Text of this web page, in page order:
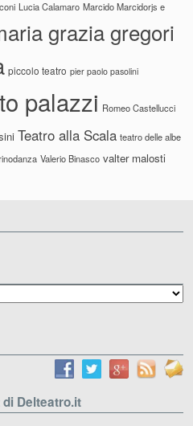
Lucia Calamaro Marcido Marcidorjs e
grazia gregori
piccolo teatro pier paolo pasolini
palazzi Romeo Castellucci
Teatro alla Scala teatro delle albe
Valerio Binasco valter malosti
Delteatro.it